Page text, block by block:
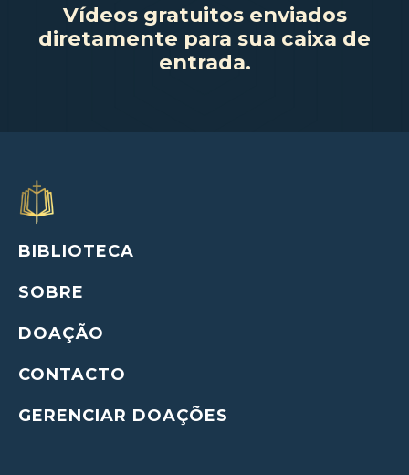
Vídeos gratuitos enviados
diretamente para sua caixa de
entrada.
BIBLIOTECA
SOBRE
DOAÇÃO
CONTACTO
GERENCIAR DOAÇÕES